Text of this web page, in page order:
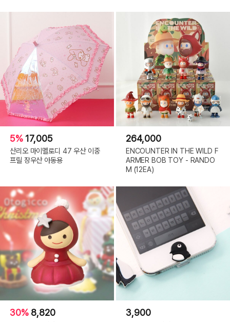
5% 17,005
산리오 마이멜로디 47 우산 이중
프릴 장우산 아동용
264,000
ENCOUNTER IN THE WILD F
ARMER BOB TOY - RANDO
M (12EA)
30% 8,820 3,900